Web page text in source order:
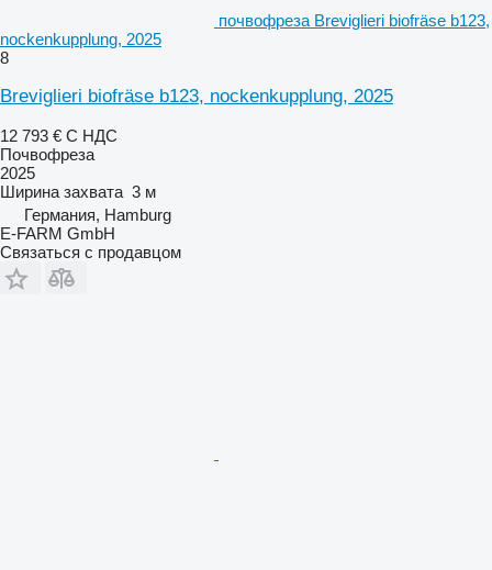
почвофреза Breviglieri biofräse b123,
nockenkupplung, 2025
8
Breviglieri biofräse b123, nockenkupplung, 2025
12 793 € С НДС
Почвофреза
2025
Ширина захвата 3 м
Германия, Hamburg
E-FARM GmbH
Связаться с продавцом